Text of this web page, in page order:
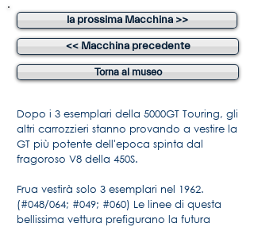
la prossima Macchina >>
<< Macchina precedente
Torna al museo
Dopo i 3 esemplari della 5000GT Touring, gli
altri carrozzieri stanno provando a vestire la
GT più potente dell'epoca spinta dal
fragoroso V8 della 450S.
Frua vestirà solo 3 esemplari nel 1962.
(#048/064; #049; #060) Le linee di questa
bellissima vettura prefigurano la futura